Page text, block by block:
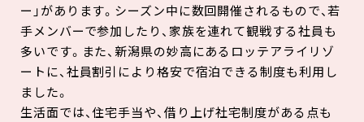
ー」があります。シーズン中に数回開催されるもので、若
手メンバーで参加したり、家族を連れて観戦する社員も
多いです。また、新潟県の妙高にあるロッテアライリゾ
ートに、社員割引により格安で宿泊できる制度も利用し
ました。
生活面では、住宅手当や、借り上げ社宅制度がある点も